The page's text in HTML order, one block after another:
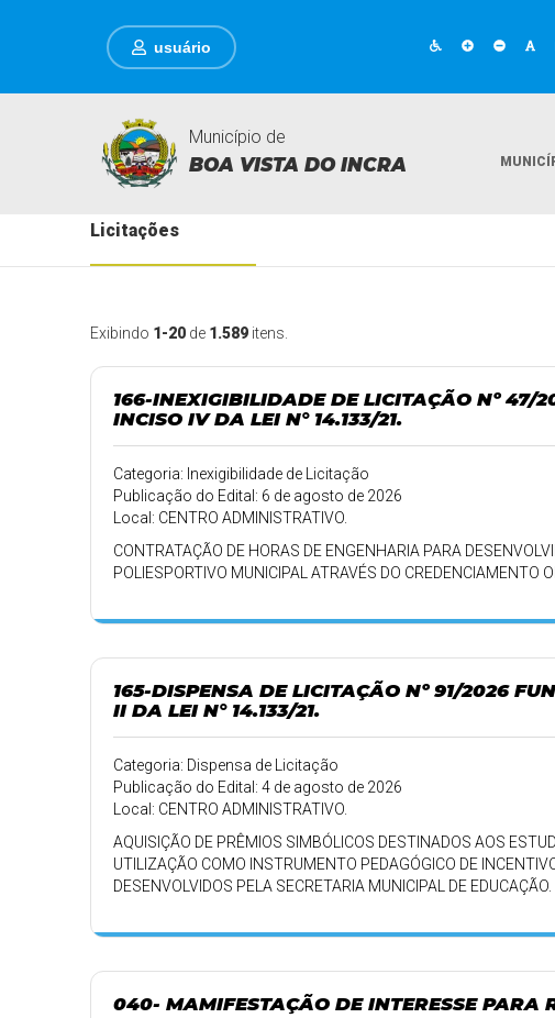
usuário
Município de
BOA VISTA DO INCRA
Licitações
Exibindo 1-20 de 1.589 itens.
166-INEXIGIBILIDADE DE LICITAÇÃO Nº 47/
INCISO IV DA LEI N° 14.133/21.
Categoria: Inexigibilidade de Licitação
Publicação do Edital: 6 de agosto de 2026
Local: CENTRO ADMINISTRATIVO.
CONTRATAÇÃO DE HORAS DE ENGENHARIA PARA
POLIESPORTIVO MUNICIPAL ATRAVÉS DO CREDENCIAMENTO
165-DISPENSA DE LICITAÇÃO Nº 91/2026
II DA LEI N° 14.133/21.
Categoria: Dispensa de Licitação
Publicação do Edital: 4 de agosto de 2026
Local: CENTRO ADMINISTRATIVO.
AQUISIÇÃO DE PRÊMIOS SIMBÓLICOS DESTINADOS AOS
UTILIZAÇÃO COMO INSTRUMENTO PEDAGÓGICO DE
DESENVOLVIDOS PELA SECRETARIA MUNICIPAL DE EDUCAÇÃO.
040- MAMIFESTAÇÃO DE INTERESSE PARA